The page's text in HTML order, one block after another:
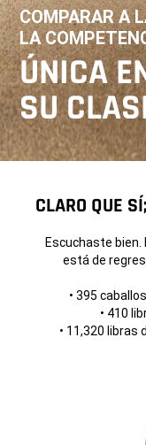
COMPARAR A
LA
,ÚNICA
SU
,
CLARO QUE
Escuchaste bien.
está de
• 395
• 410
• 11,320 libras